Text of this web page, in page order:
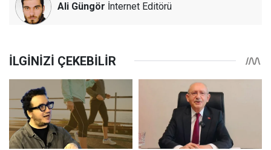
Ali Güngör İnternet Editörü